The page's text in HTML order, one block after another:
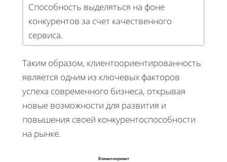
Способность выделяться на фоне
конкурентов за счет качественного
сервиса.
Таким образом, клиентоориентированность
является одним из ключевых факторов
успеха современного бизнеса, открывая
новые возможности для развития и
повышения своей конкурентоспособности
на рынке.
Клиентоориент